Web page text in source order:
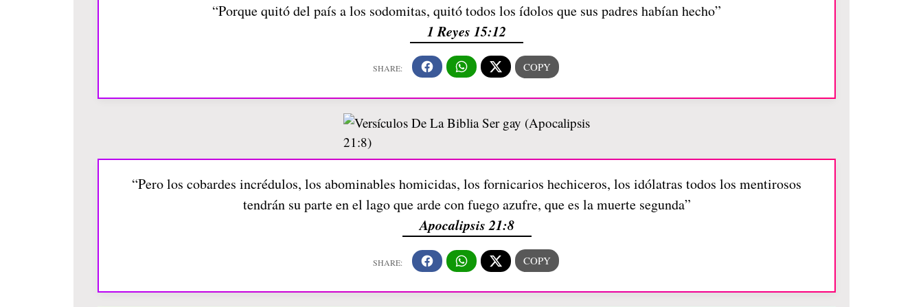
“Porque quitó del país a los sodomitas, quitó todos los ídolos que sus padres habían hecho”
1 Reyes 15:12
“Pero los cobardes incrédulos, los abominables homicidas, los fornicarios hechiceros, los idólatras todos los mentirosos
tendrán su parte en el lago que arde con fuego azufre, que es la muerte segunda”
Apocalipsis 21:8